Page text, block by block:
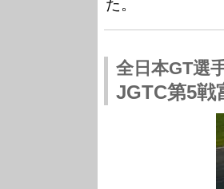
全日本GT選
JGTC第5戦